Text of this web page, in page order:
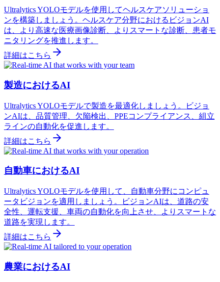
Ultralytics YOLOモデルを使用してヘルスケアソリューショ
ンを構築しましょう。ヘルスケア分野におけるビジョンAI
は、より高速な医療画像診断、よりスマートな診断、患者モ
ニタリングを推進します。
詳細はこちら
製造におけるAI
Ultralytics YOLOモデルで製造を最適化しましょう。ビジョ
ンAIは、品質管理、欠陥検出、PPEコンプライアンス、組立
ラインの自動化を促進します。
詳細はこちら
自動車におけるAI
Ultralytics YOLOモデルを使用して、自動車分野にコンピュ
ータビジョンを適用しましょう。ビジョンAIは、道路の安
全性、運転支援、車両の自動化を向上させ、よりスマートな
道路を実現します。
詳細はこちら
農業におけるAI